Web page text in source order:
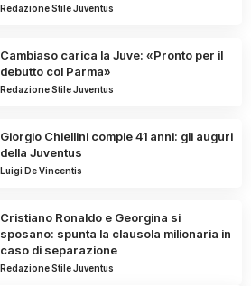
Redazione Stile Juventus
Cambiaso carica la Juve: «Pronto per il
debutto col Parma»
Redazione Stile Juventus
Giorgio Chiellini compie 41 anni: gli auguri
della Juventus
Luigi De Vincentis
Cristiano Ronaldo e Georgina si
sposano: spunta la clausola milionaria in
caso di separazione
Redazione Stile Juventus